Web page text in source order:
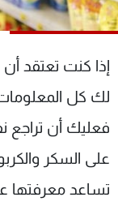
إذا كنت تعتقد أن
لك كل
فعليك أن تراجع
على السكر
تساعد معرفتها
شاهد البرامج
عن MTV
لاعلاناتكم